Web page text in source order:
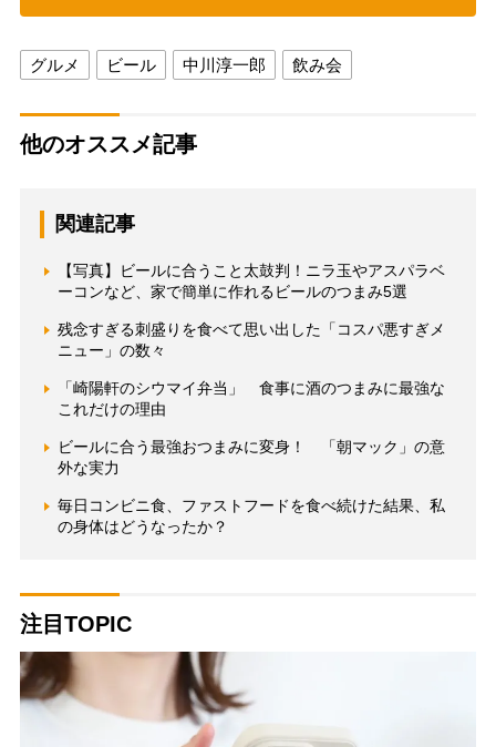
グルメ ビール 中川淳一郎 飲み会
他のオススメ記事
関連記事
【写真】ビールに合うこと太鼓判！ニラ玉やアスパラベ
ーコンなど、家で簡単に作れるビールのつまみ5選
残念すぎる刺盛りを食べて思い出した「コスパ悪すぎメ
ニュー」の数々
「崎陽軒のシウマイ弁当」 食事に酒のつまみに最強な
これだけの理由
ビールに合う最強おつまみに変身！ 「朝マック」の意
外な実力
毎日コンビニ食、ファストフードを食べ続けた結果、私
の身体はどうなったか？
注目TOPIC